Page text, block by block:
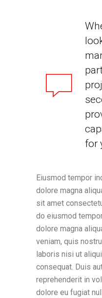
for
Eiusmod tempor
dolore magna
sit amet
do eiusmod
dolore magna
veniam, quis
laboris nisi ut
consequat. Duis
reprehenderit in
dolore eu fugiat